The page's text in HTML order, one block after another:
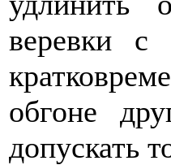
веревки с
обгоне
допускать